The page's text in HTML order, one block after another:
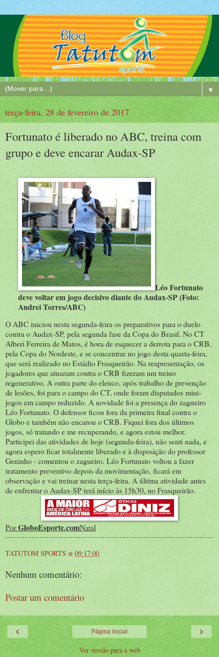
▼
terça-feira, 28 de fevereiro de 2017
Fortunato é liberado no ABC, treina com
grupo e deve encarar Audax-SP
Léo Fortunato
deve voltar em jogo decisivo diante do Audax-SP (Foto:
Andrei Torres/ABC)
O ABC iniciou nesta segunda-feira os preparativos para o duelo
contra o Audax-SP, pela segunda fase da Copa do Brasil. No CT
Alberi Ferreira de Matos, é hora de esquecer a derrota para o CRB,
pela Copa do Nordeste, e se concentrar no jogo desta quarta-feira,
que será realizado no Estádio Frasqueirão. Na reapresentação, os
jogadores que atuaram contra o CRB fizeram um treino
regenerativo. A outra parte do elenco, após trabalho de prevenção
de lesões, foi para o campo do CT, onde foram disputados mini-
jogos em campo reduzido. A novidade foi a presença do zagueiro
Léo Fortunato. O defensor ficou fora da primeira final contra o
Globo e também não encarou o CRB. Fiquei fora dos últimos
jogos, só tratando e me recuperando, e agora estou melhor.
Participei das atividades de hoje (segunda-feira), não senti nada, e
agora espero ficar totalmente liberado e à disposição do professor
Geninho - comentou o zagueiro. Léo Fortunato voltou a fazer
tratamento preventivo depois da movimentação, ficará em
observação e vai treinar nesta terça-feira. A última atividade antes
de enfrentar o Audax-SP terá início às 15h30, no Frasqueirão.
PorGloboEsporte.comNatal
TATUTOM SPORTS at 09:17:00
Nenhum comentário:
Postar um comentário
‹ ›
Página inicial
Ver versão para a web